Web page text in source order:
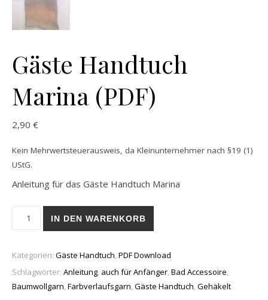
Gäste Handtuch
Marina (PDF)
2,90 €
Kein Mehrwertsteuerausweis, da Kleinunternehmer nach §19 (1)
UStG.
Anleitung für das Gäste Handtuch Marina
Gäste Handtuch Marina (PDF) Menge
IN DEN WARENKORB
Kategorien: Gäste Handtuch,PDF Download
Schlagwörter: Anleitung, auch für Anfänger,Bad Accessoire,
Baumwollgarn,Farbverlaufsgarn,Gäste Handtuch,Gehäkelt